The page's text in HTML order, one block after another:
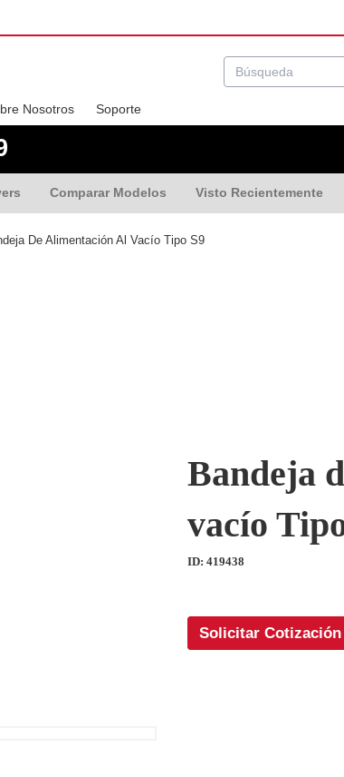
Nosotros Soporte
Comparar Modelos Visto Recientemente
De Alimentación Al Vacío Tipo S9
Bandeja
vacío
ID: 419438
Solicitar Cotización